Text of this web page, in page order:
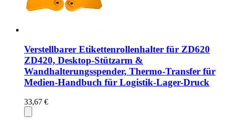
Verstellbarer Etikettenrollenhalter für ZD620
ZD420, Desktop-Stützarm &
Wandhalterungsspender, Thermo-Transfer für
Medien-Handbuch für Logistik-Lager-Druck
33,67 €